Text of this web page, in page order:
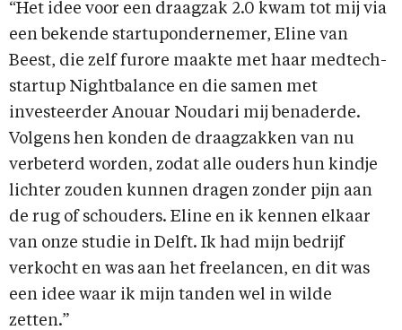
“Het idee voor een draagzak 2.0 kwam tot mij via
een bekende startupondernemer, Eline van
Beest, die zelf furore maakte met haar medtech-
startup Nightbalance en die samen met
investeerder Anouar Noudari mij benaderde.
Volgens hen konden de draagzakken van nu
verbeterd worden, zodat alle ouders hun kindje
lichter zouden kunnen dragen zonder pijn aan
de rug of schouders. Eline en ik kennen elkaar
van onze studie in Delft. Ik had mijn bedrijf
verkocht en was aan het freelancen, en dit was
een idee waar ik mijn tanden wel in wilde
zetten.”